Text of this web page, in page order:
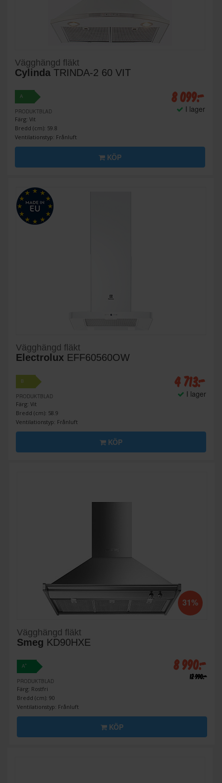
Vägghängd fläkt
Cylinda TRINDA-2 60 VIT
A
PRODUKTBLAD
Färg: Vit
Bredd (cm): 59.8
Ventilationstyp: Frånluft
8 099:-
I lager
KÖP
Vägghängd fläkt
Electrolux EFF60560OW
B
PRODUKTBLAD
Färg: Vit
Bredd (cm): 58.9
Ventilationstyp: Frånluft
4 713:-
I lager
KÖP
31%
Vägghängd fläkt
Smeg KD90HXE
A+
PRODUKTBLAD
Färg: Rostfri
Bredd (cm): 90
Ventilationstyp: Frånluft
8 990:-
12 990:-
KÖP